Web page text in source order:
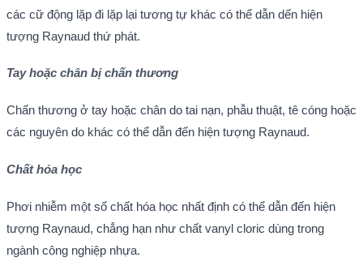
các cữ động lặp đi lặp lại tương tự khác có thể dẫn dến hiện
tượng Raynaud thứ phát.
Tay hoặc chân bị chấn thương
Chấn thương ở tay hoặc chân do tai nạn, phẫu thuật, tê cóng hoặc
các nguyên do khác có thể dẫn đến hiện tượng Raynaud.
Chất hóa học
Phơi nhiễm một số chất hóa học nhất định có thể dẫn đến hiện
tượng Raynaud, chẳng hạn như chất vanyl cloric dùng trong
ngành công nghiệp nhựa.